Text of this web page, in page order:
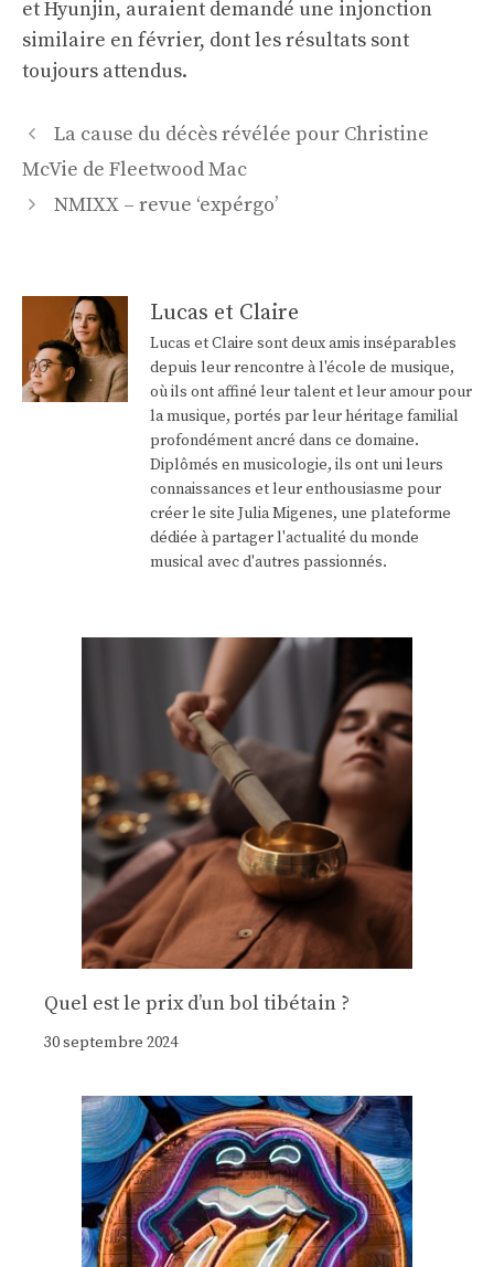
et Hyunjin, auraient demandé une injonction
similaire en février, dont les résultats sont
toujours attendus.
Navigation
des
La cause du décès révélée pour Christine
McVie de Fleetwood Mac
NMIXX – revue ‘expérgo’
Lucas et Claire
Lucas et Claire sont deux amis inséparables
depuis leur rencontre à l'école de musique,
où ils ont affiné leur talent et leur amour pour
la musique, portés par leur héritage familial
profondément ancré dans ce domaine.
Diplômés en musicologie, ils ont uni leurs
connaissances et leur enthousiasme pour
créer le site Julia Migenes, une plateforme
dédiée à partager l'actualité du monde
musical avec d'autres passionnés.
Quel est le prix d’un bol tibétain ?
30 septembre 2024